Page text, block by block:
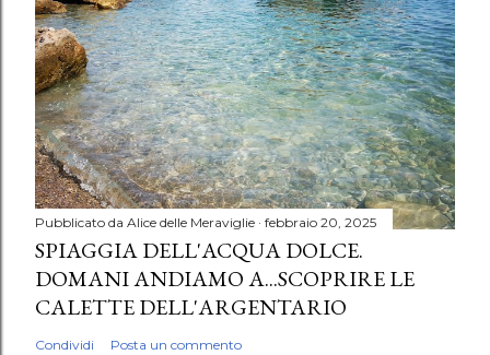
Pubblicato da Alice delle Meraviglie febbraio 20, 2025
SPIAGGIA DELL'ACQUA DOLCE.
DOMANI ANDIAMO A...SCOPRIRE LE
CALETTE DELL'ARGENTARIO
Condividi Posta un commento